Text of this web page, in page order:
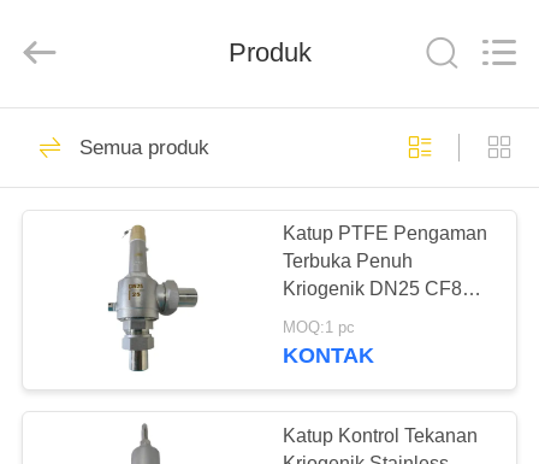
RUMAH
PRODUK
TENTANG
KAMI
Equipment
Co.,Ltd.
Katup Globe
Cryogenic
243
Katup Bola
59
Produk
Semua produk
Katup PTFE Pengaman
Terbuka Penuh
Kriogenik DN25 CF8
CF3
MOQ:1 pc
KONTAK
Katup Kontrol Tekanan